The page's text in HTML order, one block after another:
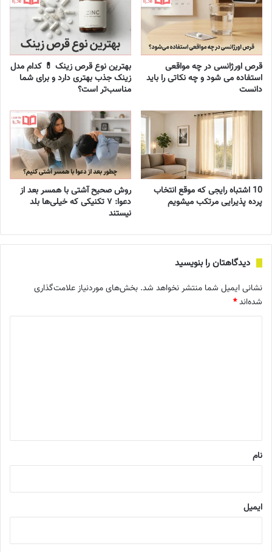
قرص اورژانسی در چه مواقعی
استفاده می شود و چه نکاتی را باید
دانست
بهترین نوع قرص زینک 💊 کدام مدل
زینک جذب بهتری دارد و برای شما
مناسب‌تر است؟
10 اشتباه رایجی که موقع انتخاب
پرده پذیرایی مرتکب میشویم
روش صحیح آشتی با همسر بعد از
دعوا: ۷ تکنیکی که خیلی‌ها بلد
نیستند
دیدگاهتان را بنویسید
نشانی ایمیل شما منتشر نخواهد شد. بخش‌های موردنیاز علامت‌گذاری
شده‌اند*
نام
ایمیل